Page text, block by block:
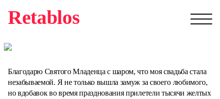
Retablos
Благодарю Святого Младенца с шаром, что моя свадьба стала
незабываемой. Я не только вышла замуж за своего любимого,
но вдобавок во время празднования прилетели тысячи желтых